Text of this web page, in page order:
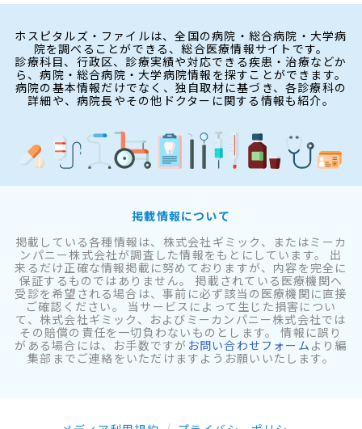
ホスピタルズ・ファイルは、全国の病院・総合病院・大学病
院を調べることができる、総合医療情報サイトです。
診療科目、行政区、診療実績や対応できる疾患・治療などか
ら、病院・総合病院・大学病院情報を探すことができます。
病院の基本情報だけでなく、独自取材に基づき、各診療科の
詳細や、病院長やその他ドクターに関する情報も紹介。
掲載情報について
掲載している各種情報は、株式会社ギミック、またはミーカ
ンパニー株式会社が調査した情報をもとにしています。 出
来るだけ正確な情報掲載に努めておりますが、内容を完全に
保証するものではありません。 掲載されている医療機関へ
受診を希望される場合は、事前に必ず該当の医療機関に直接
ご確認ください。 当サービスによって生じた損害につい
て、株式会社ギミック、およびミーカンパニー株式会社では
その賠償の責任を一切負わないものとします。 情報に誤り
がある場合には、お手数ですが お問い合わせフォーム より編
集部までご連絡をいただけますようお願いいたします。